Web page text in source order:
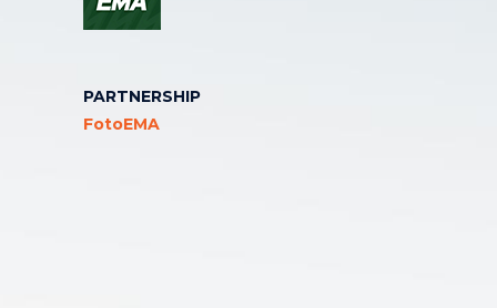
PARTNERSHIP
FotoEMA